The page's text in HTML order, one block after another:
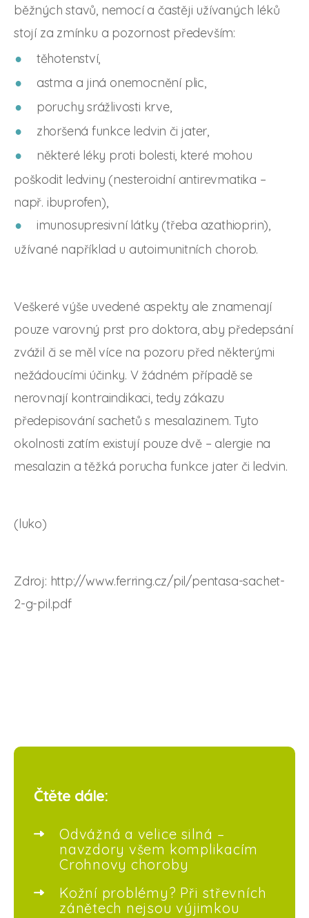
Čtěte dále:
Odvážná a velice silná –
navzdory všem komplikacím
Crohnovy choroby
Kožní problémy? Při střevních
zánětech nejsou výjimkou
běžných stavů, nemocí a častěji užívaných léků
stojí za zmínku a pozornost především:
těhotenství,
astma a jiná onemocnění plic,
poruchy srážlivosti krve,
zhoršená funkce ledvin či jater,
některé léky proti bolesti, které mohou
poškodit ledviny (nesteroidní antirevmatika –
např. ibuprofen),
imunosupresivní látky (třeba azathioprin),
užívané například u autoimunitních chorob.
Veškeré výše uvedené aspekty ale znamenají
pouze varovný prst pro doktora, aby předepsání
zvážil či se měl více na pozoru před některými
nežádoucími účinky. V žádném případě se
nerovnají kontraindikaci, tedy zákazu
předepisování sachetů s mesalazinem. Tyto
okolnosti zatím existují pouze dvě – alergie na
mesalazin a těžká porucha funkce jater či ledvin.
(luko)
Zdroj: http://www.ferring.cz/pil/pentasa-sachet-
2-g-pil.pdf